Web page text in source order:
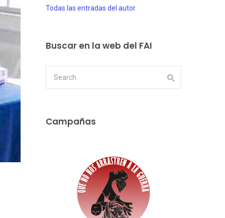
Todas las entradas del autor
Buscar en la web del FAI
Campañas